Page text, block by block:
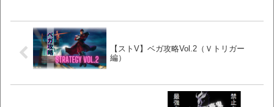
【ストV】ベガ攻略Vol.2（Ｖトリガー
編）